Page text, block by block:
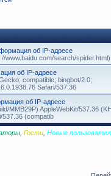
об IP-адресе
www.baidu.com/search/spider.html)
об IP-адресе
compatible; bingbot/2.0;
Safari/537.36
об IP-адресе
MMB29P) AppleWebKit/537.36
537.36 (compatib
Гости Новые